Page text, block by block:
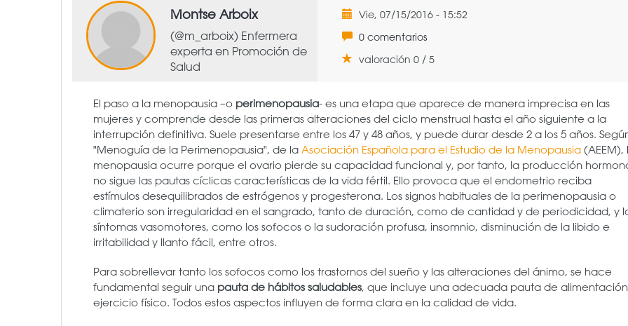
Montse Arboix
(@m_arboix) Enfermera
experta en Promoción de
Salud
Vie, 07/15/2016 - 15:52
0 comentarios
valoración 0 / 5
El paso a la menopausia –o perimenopausia- es una etapa que aparece de manera imprecisa en las
mujeres y comprende desde las primeras alteraciones del ciclo menstrual hasta el año siguiente a la
interrupción definitiva. Suele presentarse entre los 47 y 48 años, y puede durar desde 2 a los 5 años.
"Menoguía de la Perimenopausia", de la Asociación Española para el Estudio de la Menopausia (AEEM),
menopausia ocurre porque el ovario pierde su capacidad funcional y, por tanto, la producción
no sigue las pautas cíclicas características de la vida fértil. Ello provoca que el endometrio reciba
estímulos desequilibrados de estrógenos y progesterona. Los signos habituales de la perimenopausia o
climaterio son irregularidad en el sangrado, tanto de duración, como de cantidad y de periodicidad, y
síntomas vasomotores, como los sofocos o la sudoración profusa, insomnio, disminución de la libido e
irritabilidad y llanto fácil, entre otros.
Para sobrellevar tanto los sofocos como los trastornos del sueño y las alteraciones del ánimo, se hace
fundamental seguir una pauta de hábitos saludables, que incluye una adecuada pauta de
ejercicio físico. Todos estos aspectos influyen de forma clara en la calidad de vida.